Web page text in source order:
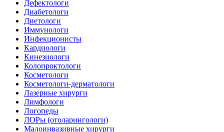
Дефектологи
Диабетологи
Диетологи
Иммунологи
Инфекционисты
Кардиологи
Кинезиологи
Колопроктологи
Косметологи
Косметологи-дерматологи
Лазерные хирурги
Лимфологи
Логопеды
ЛОРы (отоларингологи)
Малоинвазивные хирурги